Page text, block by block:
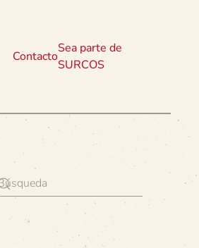
Contacto
Sea parte de
SURCOS